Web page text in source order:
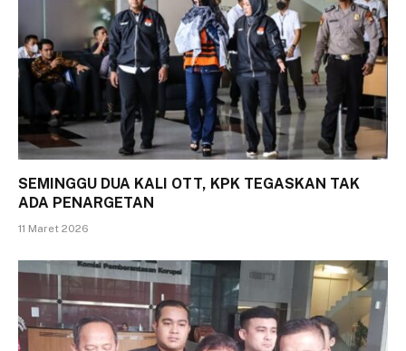
SEMINGGU DUA KALI OTT, KPK TEGASKAN TAK
ADA PENARGETAN
11 Maret 2026